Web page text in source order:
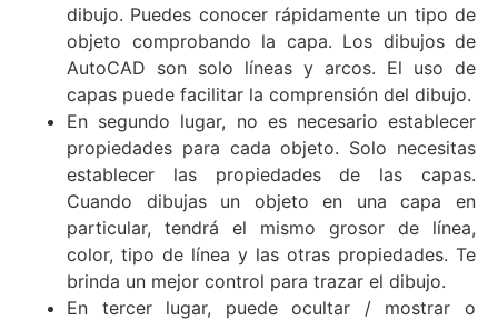
dibujo. Puedes conocer rápidamente un tipo de
objeto comprobando la capa. Los dibujos de
AutoCAD son solo líneas y arcos. El uso de
capas puede facilitar la comprensión del dibujo.
En segundo lugar, no es necesario establecer
propiedades para cada objeto. Solo necesitas
establecer las propiedades de las capas.
Cuando dibujas un objeto en una capa en
particular, tendrá el mismo grosor de línea,
color, tipo de línea y las otras propiedades. Te
brinda un mejor control para trazar el dibujo.
En tercer lugar, puede ocultar / mostrar o